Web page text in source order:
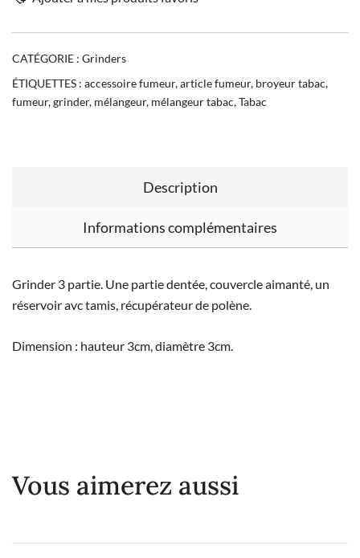
CATÉGORIE : Grinders
ÉTIQUETTES : accessoire fumeur,article fumeur, broyeur tabac,
fumeur,grinder, mélangeur, mélangeur tabac,Tabac
Description
Informations complémentaires
Grinder 3 partie. Une partie dentée, couvercle aimanté, un
réservoir avc tamis, récupérateur de polène.
Dimension : hauteur 3cm, diamètre 3cm.
Vous aimerez aussi